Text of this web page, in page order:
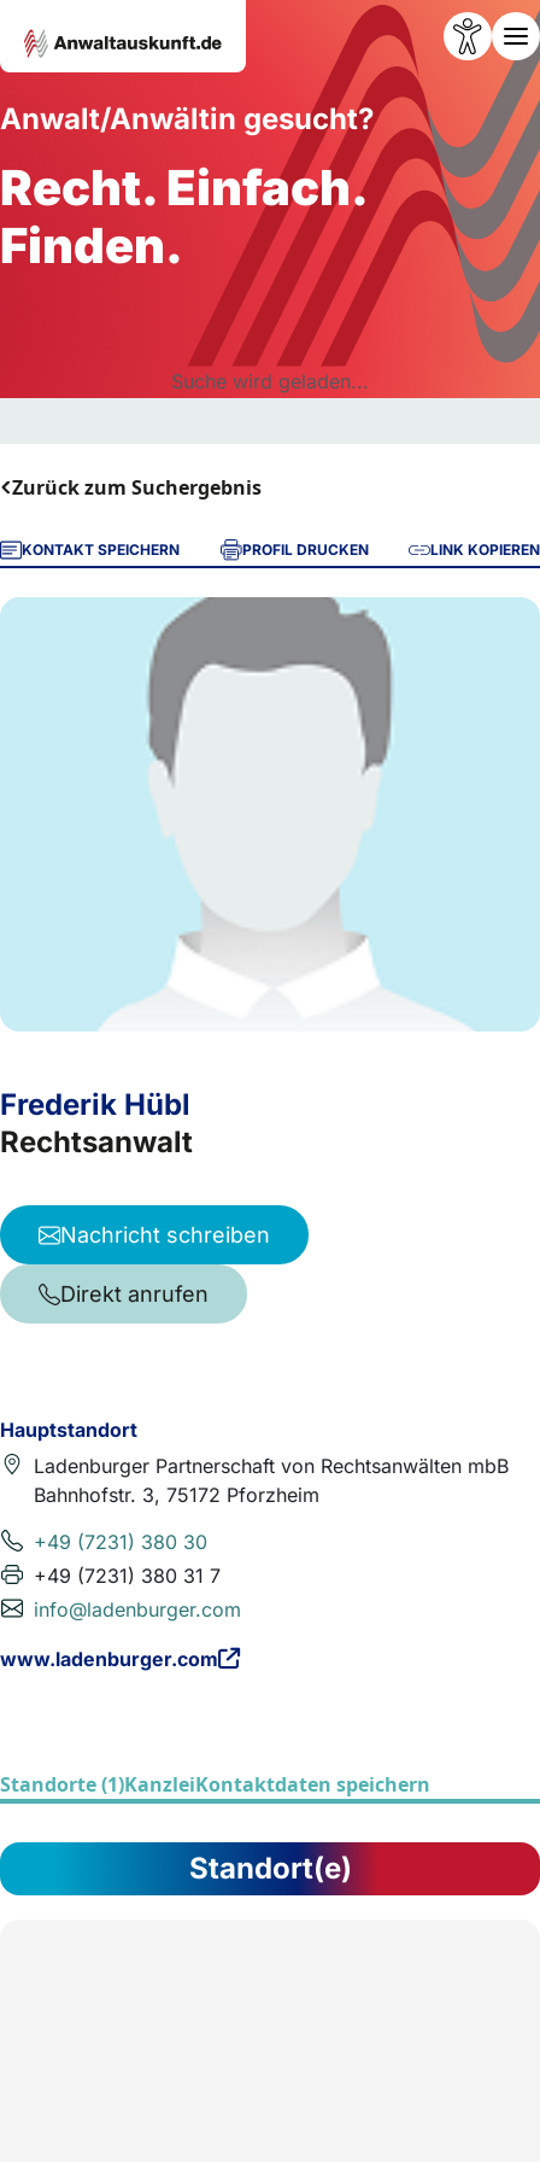
Anwalt/Anwältin gesucht?
Recht. Einfach.
Finden.
Suche wird geladen...
Zurück zum Suchergebnis
KONTAKT SPEICHERN PROFIL DRUCKEN LINK KOPIEREN
Hauptstandort
Ladenburger Partnerschaft von Rechtsanwälten mbB
Bahnhofstr. 3, 75172 Pforzheim
+49 (7231) 380 30
+49 (7231) 380 31 7
info@ladenburger.com
www.ladenburger.com
Frederik Hübl
Rechtsanwalt
Nachricht schreiben
Direkt anrufen
Standorte (1)KanzleiKontaktdaten speichern
Standort(e)